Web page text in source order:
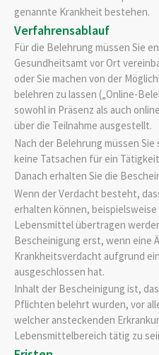
genannte Krankheit bestehen.
Verfahrensablauf
Für die Belehrung müssen Sie
Gesundheitsamt vor Ort
oder Sie machen von der
belehren zu lassen („Online-
sowohl in Präsenz als auch
über die Teilnahme ausgestellt.
Nach der Belehrung müssen
keine Tatsachen für ein
Danach erhalten Sie die
Wenn der Verdacht besteht,
erhalten können,
Lebensmittel übertragen
Bescheinigung erst, wenn eine
Krankheitsverdacht aufgrund
ausgeschlossen hat.
Inhalt der Bescheinigung ist,
Pflichten belehrt wurden, vor
welcher ansteckenden
Lebensmittelbereich tätig zu